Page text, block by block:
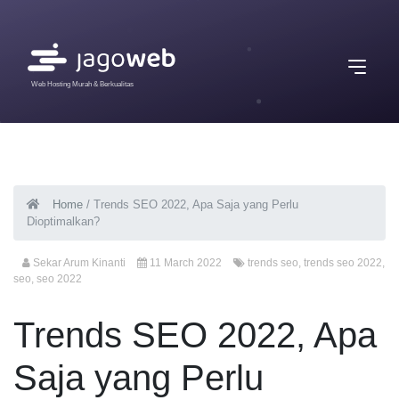
Web Hosting Murah & Berkualitas
Home / Trends SEO 2022, Apa Saja yang Perlu
Dioptimalkan?
Sekar Arum Kinanti 11 March 2022 trends seo, trends seo 2022,
seo, seo 2022
Trends SEO 2022, Apa
Saja yang Perlu